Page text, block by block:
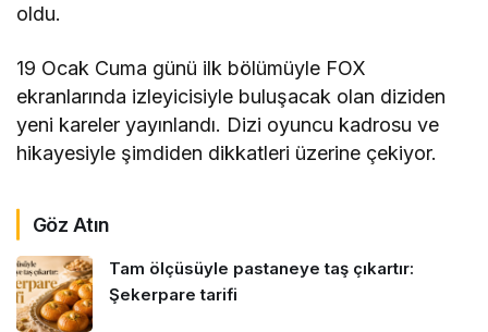
oldu.
19 Ocak Cuma günü ilk bölümüyle FOX
ekranlarında izleyicisiyle buluşacak olan diziden
yeni kareler yayınlandı. Dizi oyuncu kadrosu ve
hikayesiyle şimdiden dikkatleri üzerine çekiyor.
Göz Atın
Tam ölçüsüyle pastaneye taş çıkartır:
Şekerpare tarifi